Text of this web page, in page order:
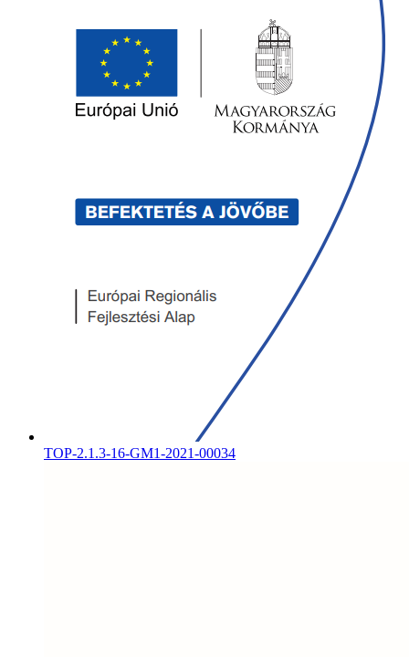
TOP-2.1.3-16-GM1-2021-00034